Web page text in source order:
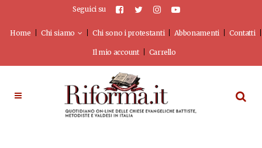
Seguici su
Home Chi siamo Chi sono i protestanti Abbonamenti Contatti
Il mio account Carrello